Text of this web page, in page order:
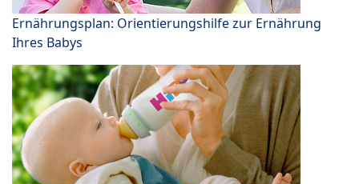
Ernährungsplan: Orientierungshilfe zur Ernährung
Ihres Babys